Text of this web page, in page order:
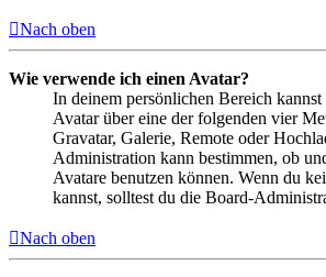
Nach oben
Wie verwende ich einen Avatar?
In deinem persönlichen Bereich
Avatar über eine der folgenden vier
Gravatar, Galerie, Remote oder
Administration kann bestimmen, ob
Avatare benutzen können. Wenn du
kannst, solltest du die Board-
Nach oben